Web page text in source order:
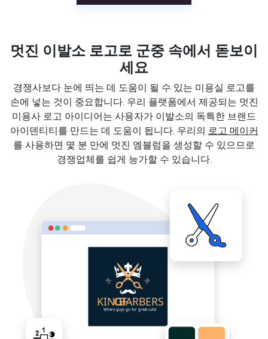
멋진 이발소 로고로 군중 속에서 돋보이
세요
경쟁사보다 눈에 띄는 데 도움이 될 수 있는 미용실 로고를
손에 넣는 것이 중요합니다. 우리 플랫폼에서 제공되는 멋진
미용사 로고 아이디어는 사용자가 이발소의 독특한 브랜드
아이덴티티를 만드는 데 도움이 됩니다. 우리의 로고 메이커
를 사용하면 몇 분 만에 멋진 엠블럼을 생성할 수 있으므로
경쟁업체를 쉽게 능가할 수 있습니다.